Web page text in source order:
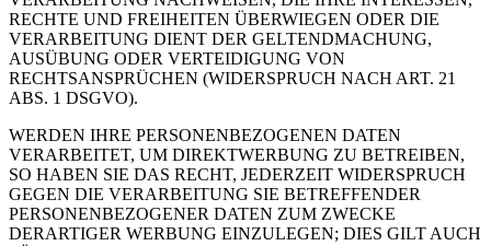
RECHTE UND FREIHEITEN ÜBERWIEGEN ODER DIE
VERARBEITUNG DIENT DER GELTENDMACHUNG,
AUSÜBUNG ODER VERTEIDIGUNG VON
RECHTSANSPRÜCHEN (WIDERSPRUCH NACH ART. 21
ABS. 1 DSGVO).
WERDEN IHRE PERSONENBEZOGENEN DATEN
VERARBEITET, UM DIREKTWERBUNG ZU BETREIBEN,
SO HABEN SIE DAS RECHT, JEDERZEIT WIDERSPRUCH
GEGEN DIE VERARBEITUNG SIE BETREFFENDER
PERSONENBEZOGENER DATEN ZUM ZWECKE
DERARTIGER WERBUNG EINZULEGEN; DIES GILT AUCH